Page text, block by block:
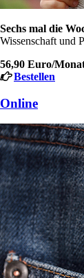
Sechs mal die
Wissenschaft und
56,90 Euro/
Bestellen
Online